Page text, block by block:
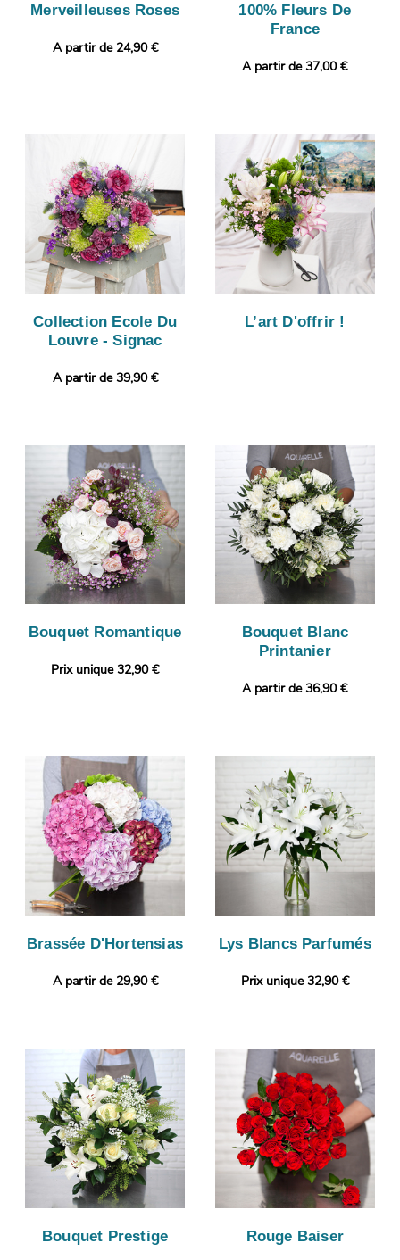
Merveilleuses Roses
A partir de 24,90 €
100% Fleurs De
France
A partir de 37,00 €
Collection Ecole Du
Louvre - Signac
A partir de 39,90 €
L’art D'offrir !
Bouquet Romantique
Prix unique 32,90 €
Bouquet Blanc
Printanier
A partir de 36,90 €
Brassée D'Hortensias
A partir de 29,90 €
Lys Blancs Parfumés
Prix unique 32,90 €
Bouquet Prestige Rouge Baiser